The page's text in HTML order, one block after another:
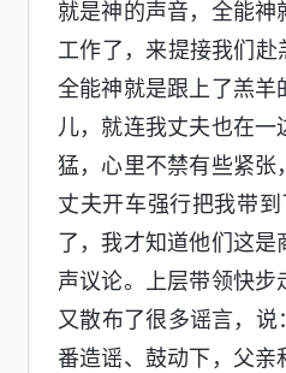
就是神的声音，全能神
工作了，来提接我们赴
全能神就是跟上了羔
儿，就连我丈夫也在
猛，心里不禁有些紧张
丈夫开车强行把我带
了，我才知道他们这
声议论。上层带领快步
又散布了很多谣言，说
番造谣、鼓动下，父